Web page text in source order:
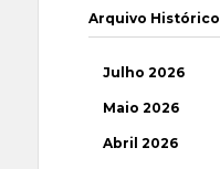
Arquivo Histórico
Julho 2026
Maio 2026
Abril 2026